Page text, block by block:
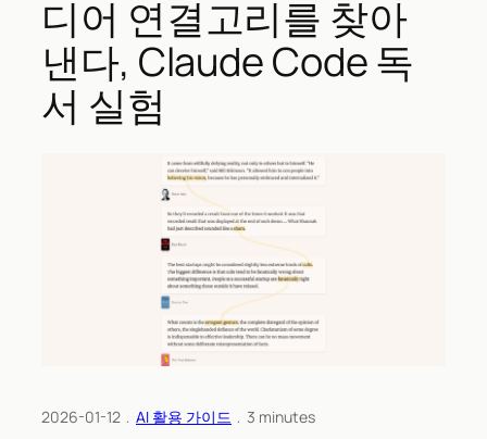
디어 연결고리를 찾아
낸다, Claude Code 독
서 실험
2026-01-12 ﹒ AI 활용 가이드 ﹒ 3 minutes